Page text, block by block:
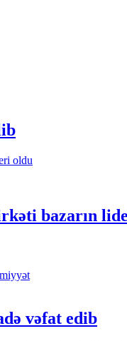
bazarın
vəfat edib